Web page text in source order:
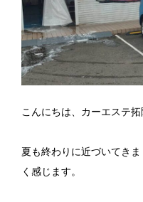
こんにちは、カーエステ
夏も終わりに近づいてき
く感じます。